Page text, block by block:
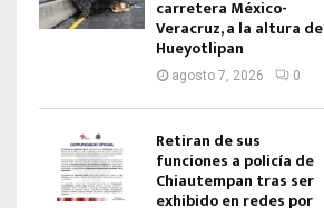
carretera México-
Veracruz, a la altura de
Hueyotlipan
agosto 7, 2026 0
Retiran de sus
funciones a policía de
Chiautempan tras ser
exhibido en redes por